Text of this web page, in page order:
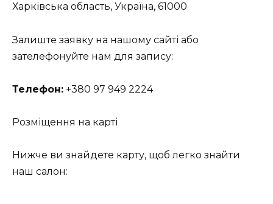
Харківська область, Україна, 61000
Залиште заявку на нашому сайті або
зателефонуйте нам для запису:
Телефон: +380 97 949 2224
Розміщення на карті
Нижче ви знайдете карту, щоб легко знайти
наш салон: